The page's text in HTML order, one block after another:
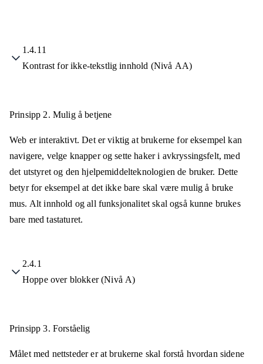
1.4.11
Kontrast for ikke-tekstlig innhold (Nivå AA)
Prinsipp 2. Mulig å betjene
Web er interaktivt. Det er viktig at brukerne for eksempel kan
navigere, velge knapper og sette haker i avkryssingsfelt, med
det utstyret og den hjelpemiddelteknologien de bruker. Dette
betyr for eksempel at det ikke bare skal være mulig å bruke
mus. Alt innhold og all funksjonalitet skal også kunne brukes
bare med tastaturet.
2.4.1
Hoppe over blokker (Nivå A)
Prinsipp 3. Forståelig
Målet med nettsteder er at brukerne skal forstå hvordan sidene